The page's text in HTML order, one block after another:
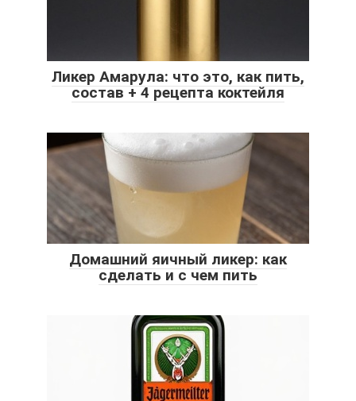
Ликер Амарула: что это, как пить,
состав + 4 рецепта коктейля
Домашний яичный ликер: как
сделать и с чем пить